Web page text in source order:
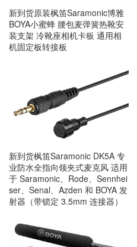
新到货原装枫笛Saramonic博雅
BOYA小蜜蜂 腰包麦弹簧热靴安
装支架 冷靴座相机卡板 通用相
机固定板转接板
新到货枫笛Saramonic DK5A 专
业防水全指向领夹式麦克风 适用
于 Saramonic、Rode、Sennhei
ser、Senal、Azden 和 BOYA 发
射器（带锁定 3.5mm 连接器）